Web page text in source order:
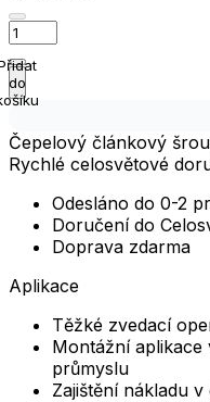
do
Čepelový článkový
Rychlé celosvětové
Odesláno do 0-2
Doručení do
Doprava zdarma
Aplikace
Těžké zvedací
Montážní aplikace
průmyslu
Zajištění nákladu